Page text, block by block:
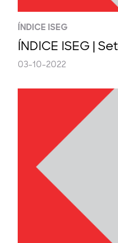
ÍNDICE ISEG
ÍNDICE ISEG |
03-10-2022